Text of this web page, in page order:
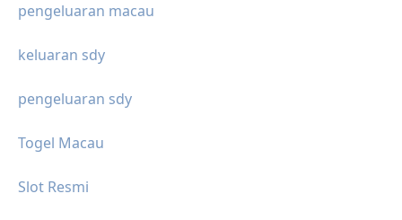
pengeluaran macau
keluaran sdy
pengeluaran sdy
Togel Macau
Slot Resmi